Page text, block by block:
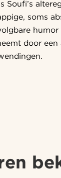
Soufi’s
soms
door